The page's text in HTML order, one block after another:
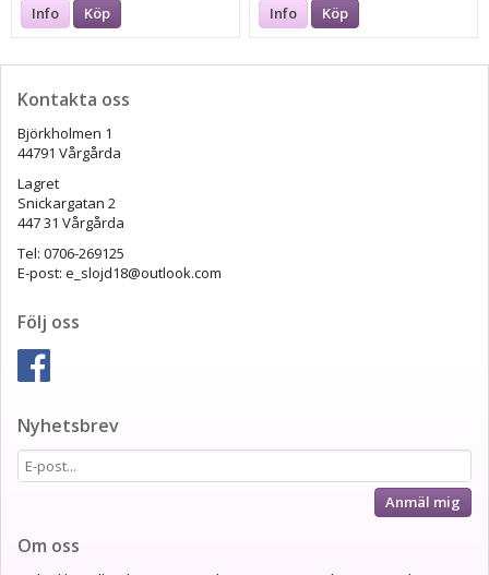
Info Köp Info Köp
Kontakta oss
Björkholmen 1
44791 Vårgårda
Lagret
Snickargatan 2
447 31 Vårgårda
Tel: 0706-269125
E-post: e_slojd18@outlook.com
Följ oss
Nyhetsbrev
Anmäl mig
Om oss